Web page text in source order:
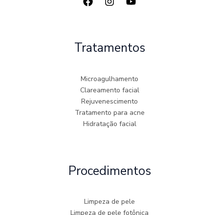
Tratamentos
Microagulhamento
Clareamento facial
Rejuvenescimento
Tratamento para acne
Hidratação facial
Procedimentos
Limpeza de pele
Limpeza de pele fotônica